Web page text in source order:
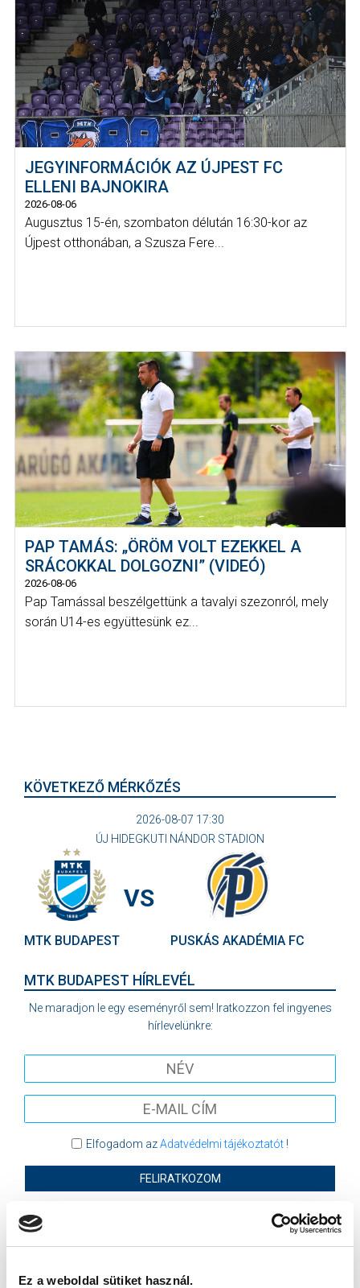
Ez a weboldal sütiket használ.
JEGYINFORMÁCIÓK AZ ÚJPEST FC
ELLENI BAJNOKIRA
2026-08-06
Augusztus 15-én, szombaton délután 16:30-kor az
Újpest otthonában, a Szusza Fere...
PAP TAMÁS: „ÖRÖM VOLT EZEKKEL A
SRÁCOKKAL DOLGOZNI” (VIDEÓ)
2026-08-06
Pap Tamással beszélgettünk a tavalyi szezonról, mely
során U14-es együttesünk ez...
KÖVETKEZŐ MÉRKŐZÉS
2026-08-07 17:30
ÚJ HIDEGKUTI NÁNDOR STADION
MTK BUDAPEST
VS
PUSKÁS AKADÉMIA FC
MTK BUDAPEST HÍRLEVÉL
Ne maradjon le egy eseményről sem! Iratkozzon fel ingyenes
hírlevelünkre:
Elfogadom azAdatvédelmi tájékoztatót!
FELIRATKOZOM
SZPONZOROK